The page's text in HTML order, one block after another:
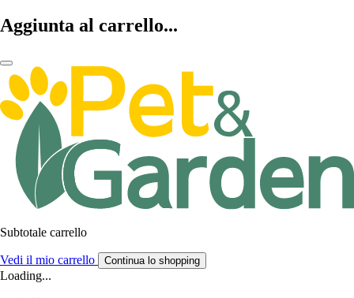
Aggiunta al carrello...
Subtotale carrello
Vedi il mio carrello Continua lo shopping
Loading...